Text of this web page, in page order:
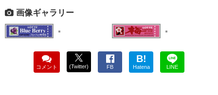
画像ギャラリー
コメント (Twitter) FB
B!
Hatena LINE